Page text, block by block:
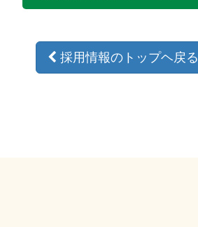
採用情報のトップヘ戻る